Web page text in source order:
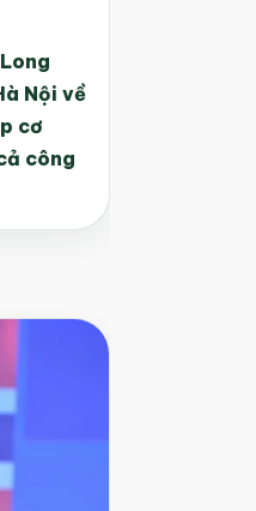
Nội về
cơ
công